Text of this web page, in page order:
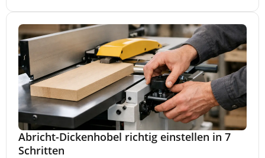
Abricht-Dickenhobel richtig einstellen in 7
Schritten